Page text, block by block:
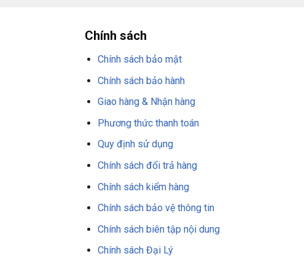
Chính sách
Chính sách bảo mật
Chính sách bảo hành
Giao hàng & Nhận hàng
Phương thức thanh toán
Quy định sử dụng
Chính sách đổi trả hàng
Chính sách kiểm hàng
Chính sách bảo vệ thông tin
Chính sách biên tập nội dung
Chính sách Đại Lý